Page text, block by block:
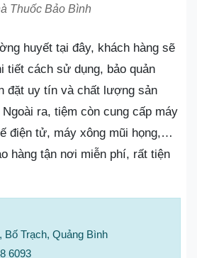
Thuốc Bảo Bình
huyết tại đây, khách hàng sẽ
tiết cách sử dụng, bảo quản
đặt uy tín và chất lượng sản
ra, tiệm còn cung cấp máy
điện tử, máy xông mũi họng,…
hàng tận nơi miễn phí, rất tiện
Bố Trạch, Quảng Bình
6093